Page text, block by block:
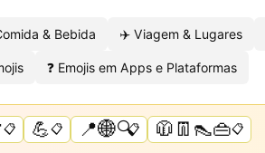
& Bebida ✈️ Viagem & Lugares
❓ Emojis em Apps e Plataformas
📋 💪📋 📍🌐🔍📋 🧥👖👠👜📋